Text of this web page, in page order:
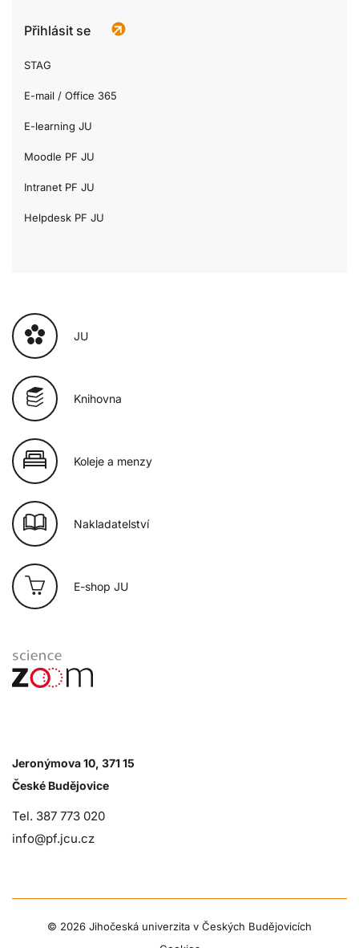
Přihlásit se
STAG
E-mail / Office 365
E-learning JU
Moodle PF JU
Intranet PF JU
Helpdesk PF JU
JU
Knihovna
Koleje a menzy
Nakladatelství
E-shop JU
Jeronýmova 10, 371 15
České Budějovice
Tel. 387 773 020
info@pf.jcu.cz
© 2026 Jihočeská univerzita v Českých Budějovicích